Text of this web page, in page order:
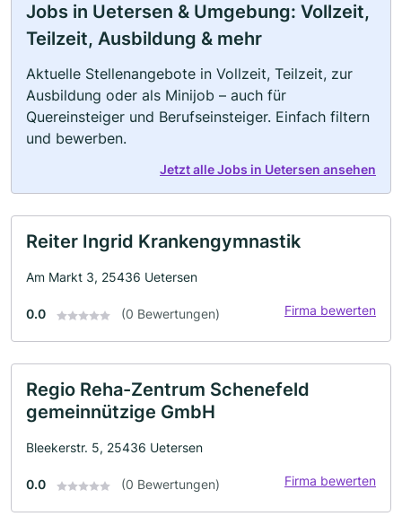
Jobs in Uetersen & Umgebung: Vollzeit,
Teilzeit, Ausbildung & mehr
Aktuelle Stellenangebote in Vollzeit, Teilzeit, zur
Ausbildung oder als Minijob – auch für
Quereinsteiger und Berufseinsteiger. Einfach filtern
und bewerben.
Jetzt alle Jobs in Uetersen ansehen
Reiter Ingrid Krankengymnastik
Am Markt 3, 25436 Uetersen
0.0 (0 Bewertungen) Firma bewerten
Regio Reha-Zentrum Schenefeld
gemeinnützige GmbH
Bleekerstr. 5, 25436 Uetersen
0.0 (0 Bewertungen) Firma bewerten